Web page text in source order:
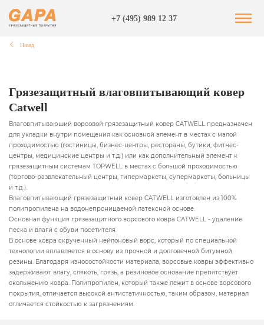
+7 (495) 989 12 37
Назад
Грязезащитный влаговпитывающий ковер
Catwell
Влаговпитываюший ворсовой грязезащитный ковер CATWELL предназначен
для укладки внутри помещения как основной элемент в местах с малой
проходимостью (гостиницы, бизнес-центры, рестораны, бутики, фитнес-
центры, медицинские центры и т.д.) или как дополнительный элемент к
грязезащитным системам TOPWELL в местах с большой проходимостью
(торгово-развлекательный центры, гипермаркеты, супермаркеты, больницы
и т.д.).
Влаговпитывающий грязезащитный ковер CATWELL изготовлен из 100%
полипропилена на водонепроницаемой латексной основе.
Основная функция грязезащитного ворсового ковра CATWELL - удаление
песка и влаги с обуви посетителя.
В основе ковра скрученный нейлоновый ворс, который по специальной
технологии вплавляется в основу из прочной и долговечной битумной
резины. Благодаря износостойкости материала, ворсовые ковры эффективно
задерживают влагу, слякоть, грязь, а резиновое основание препятствует
скольжению ковра. Полипропилен, который также лежит в основе ворсового
покрытия, отличается высокой антистатичностью, таким образом, материал
отличается стойкостью к загрязнениям.